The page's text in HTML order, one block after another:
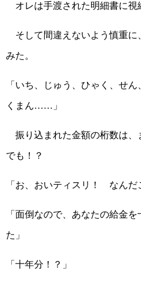
オレは手渡された明細書に視
そして間違えないよう慎重
みた。
「いち、じゅう、ひゃく、せ
くまん……」
振り込まれた金額の桁数は
でも！？
「お、おいティスリ！ なんだ
「面倒なので、あなたの給金
た」
「十年分！？」